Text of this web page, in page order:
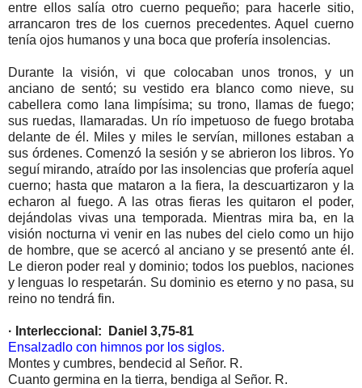
entre ellos salía otro cuerno pequeño; para hacerle sitio,
arrancaron tres de los cuernos precedentes. Aquel cuerno
tenía ojos humanos y una boca que profería insolencias.
Durante la visión, vi que colocaban unos tronos, y un
anciano de sentó; su vestido era blanco como nieve, su
cabellera como lana limpísima; su trono, llamas de fuego;
sus ruedas, llamaradas. Un río impetuoso de fuego brotaba
delante de él. Miles y miles le servían, millones estaban a
sus órdenes. Comenzó la sesión y se abrieron los libros. Yo
seguí mirando, atraído por las insolencias que profería aquel
cuerno; hasta que mataron a la fiera, la descuartizaron y la
echaron al fuego. A las otras fieras les quitaron el poder,
dejándolas vivas una temporada. Mientras mira ba, en la
visión nocturna vi venir en las nubes del cielo como un hijo
de hombre, que se acercó al anciano y se presentó ante él.
Le dieron poder real y dominio; todos los pueblos, naciones
y lenguas lo respetarán. Su dominio es eterno y no pasa, su
reino no tendrá fin.
· Interleccional: Daniel 3,75-81
Ensalzadlo con himnos por los siglos.
Montes y cumbres, bendecid al Señor. R.
Cuanto germina en la tierra, bendiga al Señor. R.